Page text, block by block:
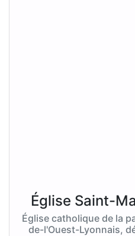
Église Saint-
Église catholique de la
de-l'Ouest-Lyonnais,